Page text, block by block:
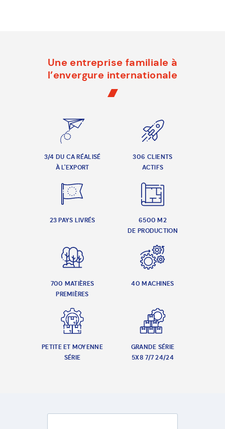
Une entreprise familiale à
l’envergure internationale
3/4 DU CA RÉALISÉ
À L'EXPORT
306 CLIENTS
ACTIFS
23 PAYS LIVRÉS
6500 M2
DE PRODUCTION
700 MATIÈRES
PREMIÈRES
40 MACHINES
PETITE ET MOYENNE
SÉRIE
GRANDE SÉRIE
5X8 7/7 24/24